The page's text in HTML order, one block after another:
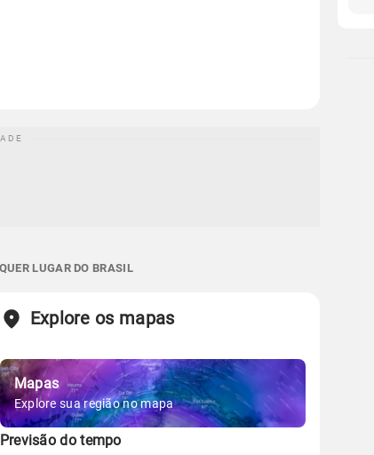
LUGAR DO BRASIL
Explore os mapas
Mapas
Explore sua região no mapa
Previsão do tempo